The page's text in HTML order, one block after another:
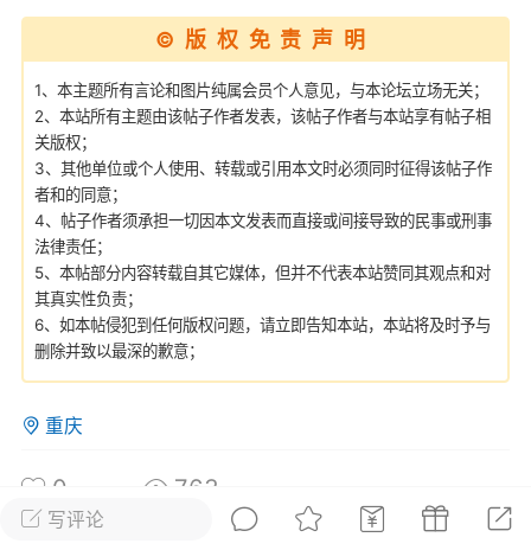
绝地求生 战地5
游戏商城 每日签到 每日排行
游民通 Lv.13
19 23:03
电脑端 问题解决
我在商城购买的虚拟产品显示自动发
在那里查看卡密？
：下单以后在右边消息栏查看卡密，或
看卡密详情问：我...
写评论
©版权免责声明
1、本主题所有言论和图片纯属会员个人意见，与本论坛立场无关；
2、本站所有主题由该帖子作者发表，该帖子作者与本站享有帖子相
关版权；
3、其他单位或个人使用、转载或引用本文时必须同时征得该帖子作
者和的同意；
4、帖子作者须承担一切因本文发表而直接或间接导致的民事或刑事
法律责任；
5、本帖部分内容转载自其它媒体，但并不代表本站赞同其观点和对
其真实性负责；
6、如本帖侵犯到任何版权问题，请立即告知本站，本站将及时予与
删除并致以最深的歉意；
重庆
0 763